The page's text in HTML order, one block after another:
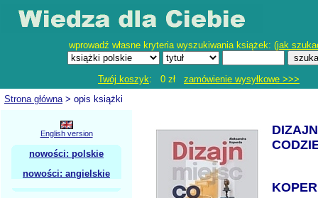
wprowadź własne kryteria wyszukiwania książek: (jak
Twój koszyk: 0 zł zamówienie wysyłkowe >>>
Strona główna> opis książki
English version
nowości: polskie
nowości: angielskie